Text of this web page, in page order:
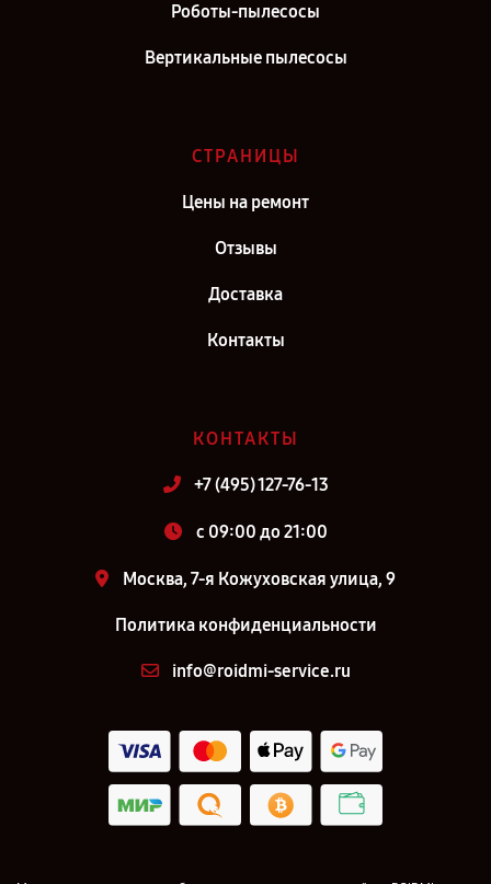
Роботы-пылесосы
Вертикальные пылесосы
СТРАНИЦЫ
Цены на ремонт
Отзывы
Доставка
Контакты
КОНТАКТЫ
+7 (495) 127-76-13
c 09:00 до 21:00
Москва, 7-я Кожуховская улица, 9
Политика конфиденциальности
info@roidmi-service.ru